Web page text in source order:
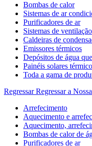
Bombas de calor
Sistemas de ar
Purificadores de ar
Sistemas de ventilação
Caldeiras de
Emissores térmicos
Depósitos de água
Painéis solares
Toda a gama de
Regressar Regressar a
Arrefecimento
Aquecimento e
Aquecimento,
Bombas de calor de
Purificadores de ar